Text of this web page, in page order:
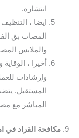
انتشاره.
ايضا ،
المصاب بق
والملابس
أخيرا ،
وإرشادات
المستقبل.
المباشر مع
9. مكافحة القراد في